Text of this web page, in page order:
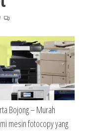
Bojong – Murah
mesin fotocopy yang